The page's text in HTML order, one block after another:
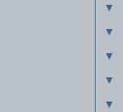
▼
▼
▼
▼
▼